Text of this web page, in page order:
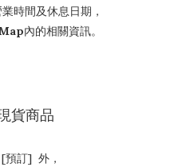
時間及休息日期，
內的相關資訊。
貨商品
預訂] 外，